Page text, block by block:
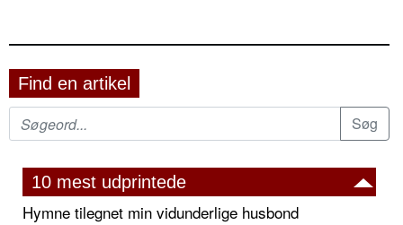
Find en artikel
10 mest udprintede
Hymne tilegnet min vidunderlige husbond